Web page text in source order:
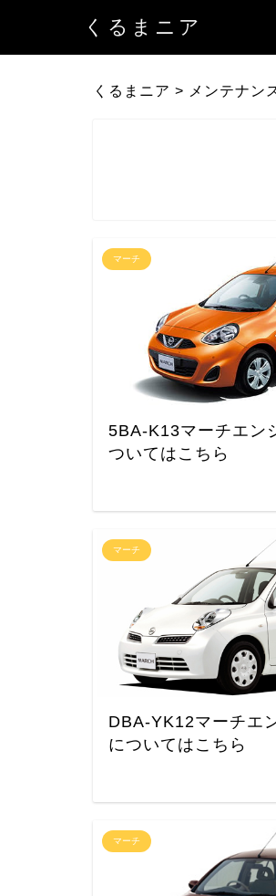
くるまニア
くるまニア > メンテナン
マーチ
5BA-K13マーチエン
ついてはこちら
マーチ
DBA-YK12マーチエ
についてはこちら
マーチ